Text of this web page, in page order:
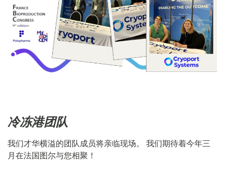
冷冻港团队
我们才华横溢的团队成员将亲临现场。 我们期待着今年三
月在法国图尔与您相聚！